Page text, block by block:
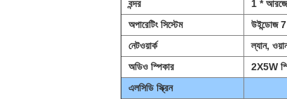
বন্দর
1 * আরজে
অপারেটিং সিস্টেম
উইন্ডোজ
নেটওয়ার্ক
ল্যান,
অডিও স্পিকার
2X5W
এলসিডি স্ক্রিন